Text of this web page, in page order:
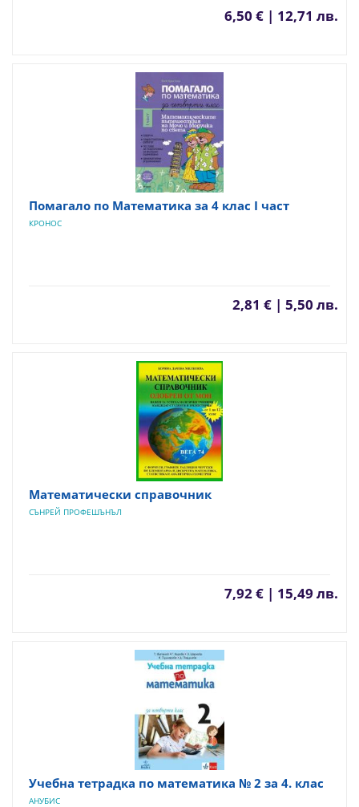
6,50 € | 12,71 лв.
Помагало по Математика за 4 клас I част
КРОНОС
2,81 € | 5,50 лв.
Математически справочник
СЪНРЕЙ ПРОФЕШЪНЪЛ
7,92 € | 15,49 лв.
Учебна тетрадка по математика № 2 за 4. клас
АНУБИС